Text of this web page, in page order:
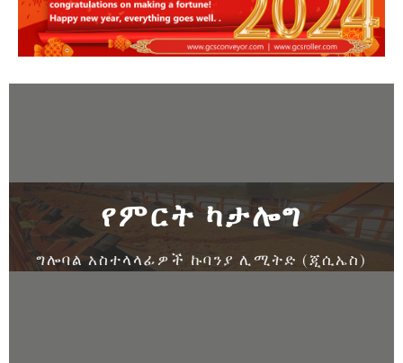
የምርት ካታሎግ
ግሎባል አስተላላፊዎች ኩባንያ ሊሚትድ (ጂሲኤስ)